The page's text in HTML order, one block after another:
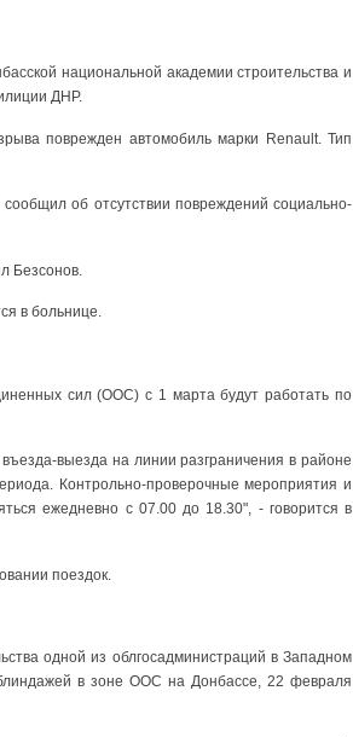
национальной академии строительства и
ДНР.
поврежден автомобиль марки Renault. Тип
об отсутствии повреждений социально-
Безсонов.
в больнице.
сил (ООС) с 1 марта будут работать по
выезда на линии разграничения в районе
Контрольно-проверочные мероприятия и
ежедневно с 07.00 до 18.30", - говорится в
поездок.
одной из облгосадминистраций в Западном
в зоне ООС на Донбассе, 22 февраля